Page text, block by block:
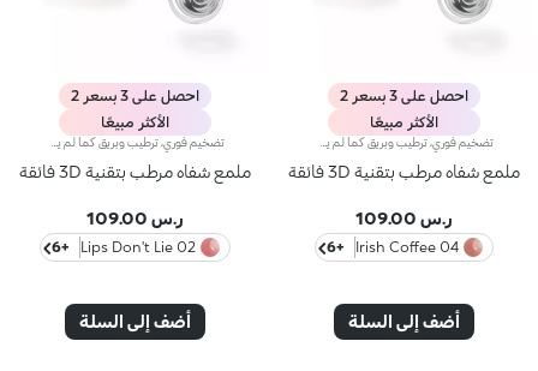
احصل على 3 بسعر 2
الأكثر مبيعًا
ملمع شفاه مرطب بتقنية 3D فائقة
ر.س 109.00
04 Irish Coffee
+6
أضف إلى السلة
احصل على 3 بسعر 2
الأكثر مبيعًا
ملمع شفاه مرطب بتقنية 3D فائقة
ر.س 109.00
02 Lips Don't Lie
+6
أضف إلى السلة